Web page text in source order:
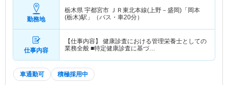
勤務地
栃木県 宇都宮市
ＪＲ東北本線(上野－盛岡)「岡本
(栃木)駅」（バス・車20分）
仕事内容
【仕事内容】 健康診査における管理栄養士としての
業務全般 ■特定健康診査に基づ…
車通勤可 積極採用中